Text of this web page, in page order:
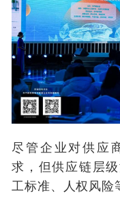
尽管企业对供应
求，但供应链层
工标准、人权风险